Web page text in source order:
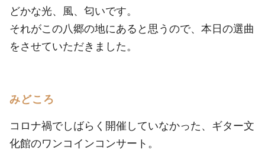
どかな光、風、匂いです。
それがこの八郷の地にあると思うので、本日の選曲
をさせていただきました。
みどころ
コロナ禍でしばらく開催していなかった、ギター文
化館のワンコインコンサート。